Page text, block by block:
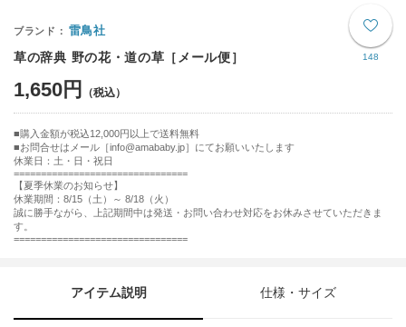
148
雷鳥社
草の辞典 野の花・道の草［メール便］
1,650円
購入金額が税込12,000円以上で送料無料
お問合せはメール［info@amababy.jp］にてお願いいたします
休業日：土・日・祝日
================================
【夏季休業のお知らせ】
休業期間：8/15（土）～ 8/18（火）
誠に勝手ながら、上記期間中は発送・お問い合わせ対応をお休みさせていただきま
す。
================================
アイテム説明 仕様・サイズ